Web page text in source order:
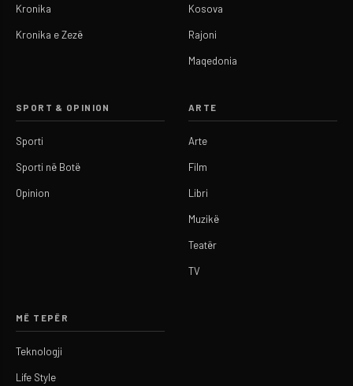
Kronika
Kronika e Zezë
Kosova
Rajoni
Maqedonia
SPORT & OPINION
Sporti
Sporti në Botë
Opinion
ARTE
Arte
Film
Libri
Muzikë
Teatër
TV
MË TEPËR
Teknologji
Life Style